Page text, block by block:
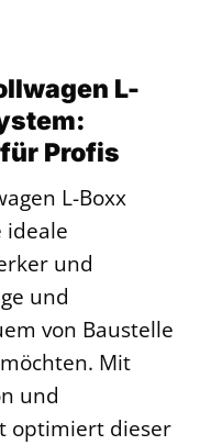
L-
Profis
L-Boxx
ideale
und
und
von Baustelle
Mit
und
optimiert dieser